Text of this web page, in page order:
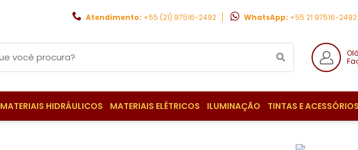
Atendimento: +55 (21) 97516-2492 WhatsApp: +55 21 97516-2492
MATERIAIS HIDRÁULICOS MATERIAIS ELÉTRICOS ILUMINAÇÃO TINTAS E ACESSÓRIOS